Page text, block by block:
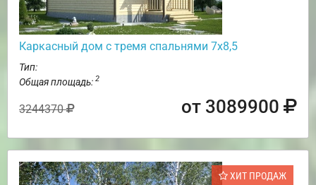
Каркасный дом с тремя спальнями 7х8,5
Тип:
Общая площадь: 2
3244370 от 3089900
ХИТ ПРОДАЖ